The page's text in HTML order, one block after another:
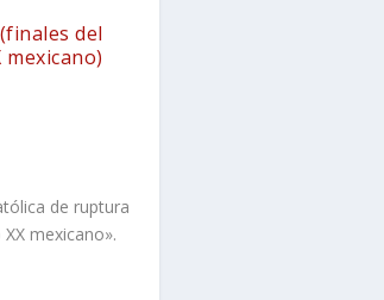
del
de ruptura
mexicano».